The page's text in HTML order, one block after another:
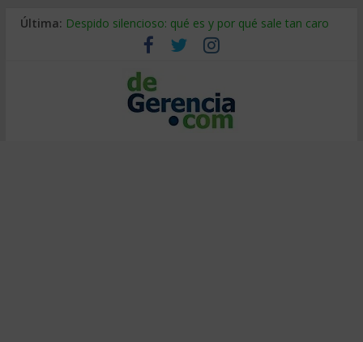
Última: Despido silencioso: qué es y por qué sale tan caro
La economía de Venezuela después del terremoto
Los 8 pasos de Kotter: liderar el cambio sin fracasar
Gestión de proyectos con IA: qué cambia en el oficio
IA y creatividad: cómo evitar que todos piensen igual